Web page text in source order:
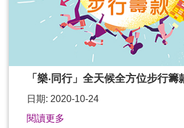
「樂‧同行」全天候全方位步行籌
日期: 2020-10-24
閱讀更多